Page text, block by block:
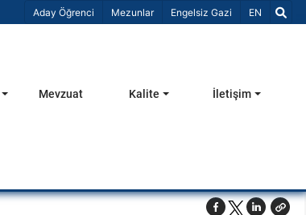
Aday Öğrenci Mezunlar Engelsiz Gazi Dil Seçiniz
EN
Mevzuat Kalite İletişim